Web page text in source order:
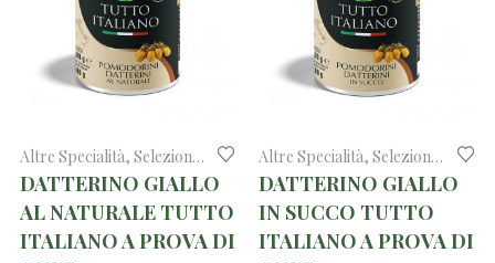
Altre Specialità, Selezione di prodotti tipici
DATTERINO GIALLO
AL NATURALE TUTTO
ITALIANO A PROVA DI
Altre Specialità, Selezione di prodotti tipici
DATTERINO GIALLO
IN SUCCO TUTTO
ITALIANO A PROVA DI